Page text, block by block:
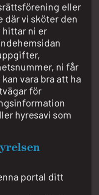
eller
där vi sköter den
ni er
ni får
vara bra att ha
för
hyresavi som
portal ditt